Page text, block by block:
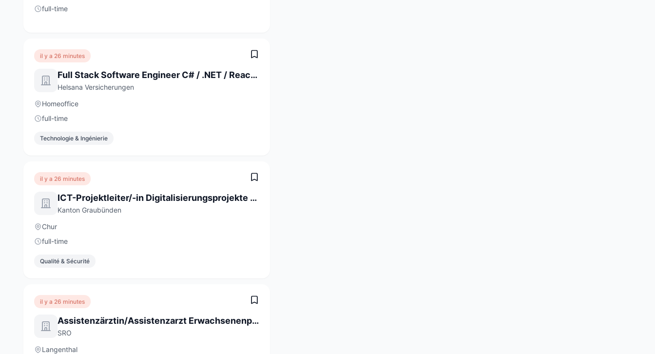
full-time
il y a 26 minutes
Full Stack Software Engineer C# / .NET / React (a) 80-100%
Helsana Versicherungen
Homeoffice
full-time
Technologie & Ingénierie
il y a 26 minutes
ICT-Projektleiter/-in Digitalisierungsprojekte 60-100 %
Kanton Graubünden
Chur
full-time
Qualité & Sécurité
il y a 26 minutes
Assistenzärztin/Assistenzarzt Erwachsenenpsychiatrie Ambulatorium 80 - 100 %
SRO
Langenthal